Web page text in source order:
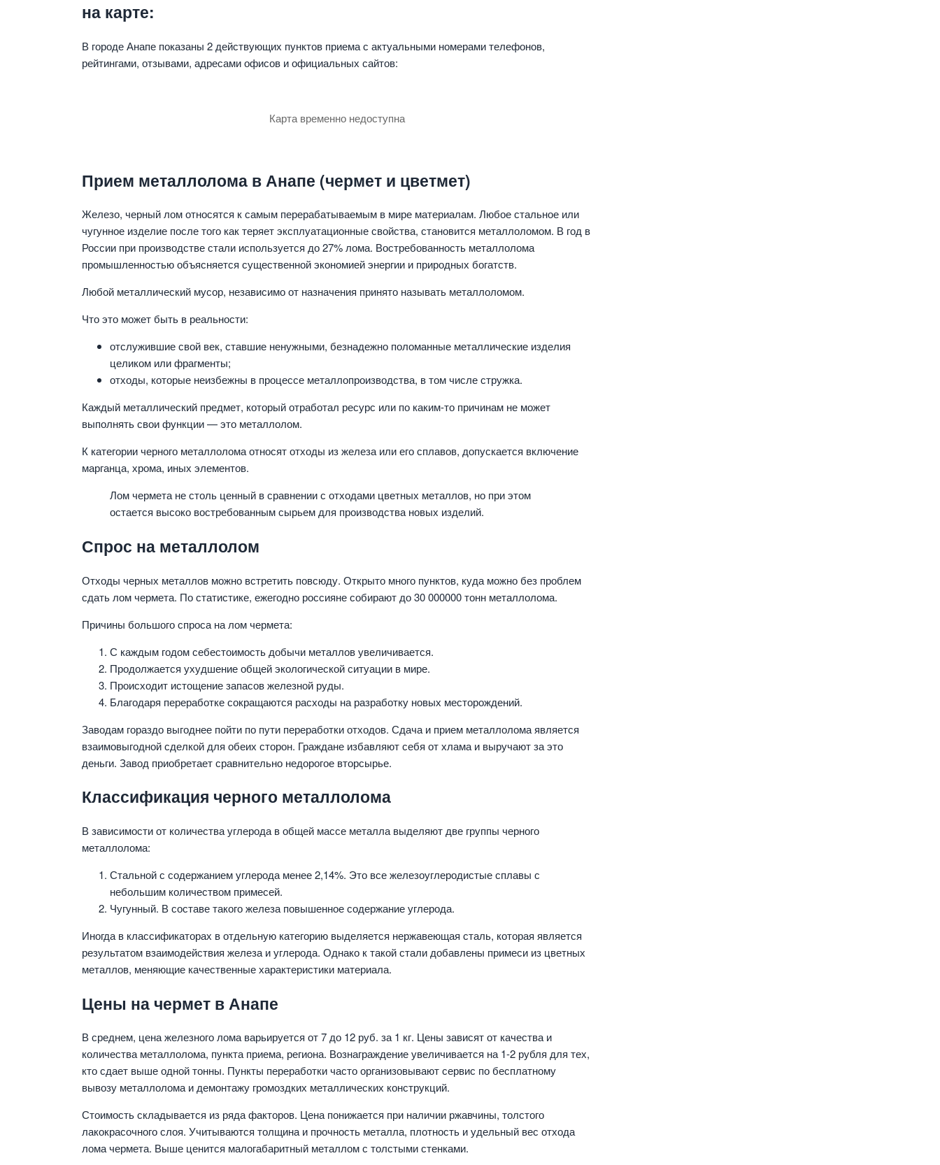
на карте:
В городе Анапе показаны 2 действующих пунктов приема с актуальными номерами телефонов,
рейтингами, отзывами, адресами офисов и официальных сайтов:
Карта временно недоступна
Прием металлолома в Анапе (чермет и цветмет)
Железо, черный лом относятся к самым перерабатываемым в мире материалам. Любое стальное или
чугунное изделие после того как теряет эксплуатационные свойства, становится металлоломом. В год в
России при производстве стали используется до 27% лома. Востребованность металлолома
промышленностью объясняется существенной экономией энергии и природных богатств.
Любой металлический мусор, независимо от назначения принято называть металлоломом.
Что это может быть в реальности:
отслужившие свой век, ставшие ненужными, безнадежно поломанные металлические изделия
целиком или фрагменты;
отходы, которые неизбежны в процессе металлопроизводства, в том числе стружка.
Каждый металлический предмет, который отработал ресурс или по каким-то причинам не может
выполнять свои функции — это металлолом.
К категории черного металлолома относят отходы из железа или его сплавов, допускается включение
марганца, хрома, иных элементов.
Лом чермета не столь ценный в сравнении с отходами цветных металлов, но при этом
остается высоко востребованным сырьем для производства новых изделий.
Спрос на металлолом
Отходы черных металлов можно встретить повсюду. Открыто много пунктов, куда можно без проблем
сдать лом чермета. По статистике, ежегодно россияне собирают до 30 000000 тонн металлолома.
Причины большого спроса на лом чермета:
С каждым годом себестоимость добычи металлов увеличивается.
Продолжается ухудшение общей экологической ситуации в мире.
Происходит истощение запасов железной руды.
Благодаря переработке сокращаются расходы на разработку новых месторождений.
Заводам гораздо выгоднее пойти по пути переработки отходов. Сдача и прием металлолома является
взаимовыгодной сделкой для обеих сторон. Граждане избавляют себя от хлама и выручают за это
деньги. Завод приобретает сравнительно недорогое вторсырье.
Классификация черного металлолома
В зависимости от количества углерода в общей массе металла выделяют две группы черного
металлолома:
Стальной с содержанием углерода менее 2,14%. Это все железоуглеродистые сплавы с
небольшим количеством примесей.
Чугунный. В составе такого железа повышенное содержание углерода.
Иногда в классификаторах в отдельную категорию выделяется нержавеющая сталь, которая является
результатом взаимодействия железа и углерода. Однако к такой стали добавлены примеси из цветных
металлов, меняющие качественные характеристики материала.
Цены на чермет в Анапе
В среднем, цена железного лома варьируется от 7 до 12 руб. за 1 кг. Цены зависят от качества и
количества металлолома, пункта приема, региона. Вознаграждение увеличивается на 1-2 рубля для тех,
кто сдает выше одной тонны. Пункты переработки часто организовывают сервис по бесплатному
вывозу металлолома и демонтажу громоздких металлических конструкций.
Стоимость складывается из ряда факторов. Цена понижается при наличии ржавчины, толстого
лакокрасочного слоя. Учитываются толщина и прочность металла, плотность и удельный вес отхода
лома чермета. Выше ценится малогабаритный металлом с толстыми стенками.